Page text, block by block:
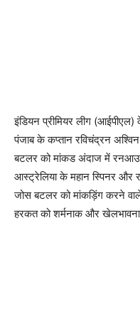
इंडियन प्रीमियर लीग
पंजाब के कप्‍तान रविचंद्रन
बटलर को मांकड अंदाज में
आस्ट्रेलिया के महान स्पिनर और
जोस बटलर को मांकड़िंग करने
हरकत को शर्मनाक और खेलभावना